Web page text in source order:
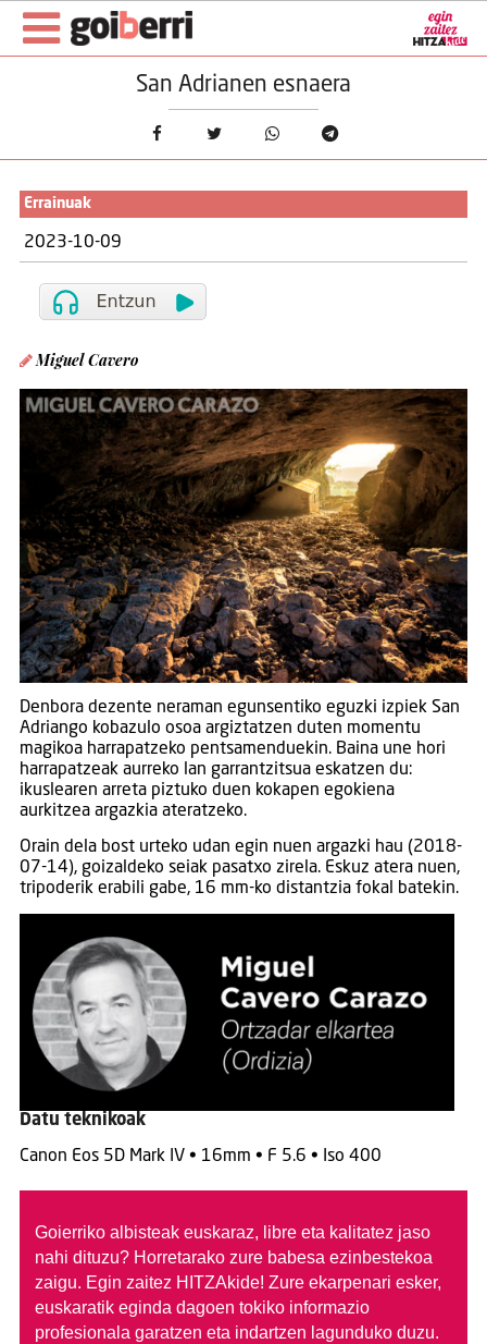
San Adrianen esnaera
Errainuak
2023-10-09
Miguel Cavero
Denbora dezente neraman egunsentiko eguzki izpiek San
Adriango kobazulo osoa argiztatzen duten momentu
magikoa harrapatzeko pentsamenduekin. Baina une hori
harrapatzeak aurreko lan garrantzitsua eskatzen du:
ikuslearen arreta piztuko duen kokapen egokiena
aurkitzea argazkia ateratzeko.
Orain dela bost urteko udan egin nuen argazki hau (2018-
07-14), goizaldeko seiak pasatxo zirela. Eskuz atera nuen,
tripoderik erabili gabe, 16 mm-ko distantzia fokal batekin.
Datu teknikoak
Canon Eos 5D Mark IV • 16mm • F 5.6 • Iso 400
Goierriko albisteak euskaraz, libre eta kalitatez jaso
nahi dituzu? Horretarako zure babesa ezinbestekoa
zaigu. Egin zaitez HITZAkide! Zure ekarpenari esker,
euskaratik eginda dagoen tokiko informazio
profesionala garatzen eta indartzen lagunduko duzu.